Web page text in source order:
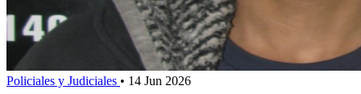
Policiales y Judiciales • 14 Jun 2026